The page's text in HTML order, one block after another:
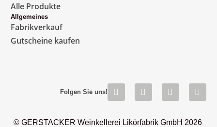
Alle Produkte
Allgemeines
Fabrikverkauf
Gutscheine kaufen
Folgen Sie uns!
© GERSTACKER Weinkellerei Likörfabrik GmbH 2026